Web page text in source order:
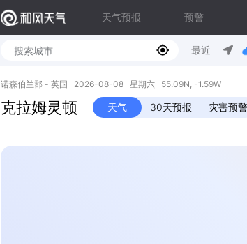
天气预报 预警
最近
诺森伯兰郡 - 英国 2026-08-08 星期六 55.09N, -1.59W
克拉姆灵顿 天气 30天预报 灾害预警